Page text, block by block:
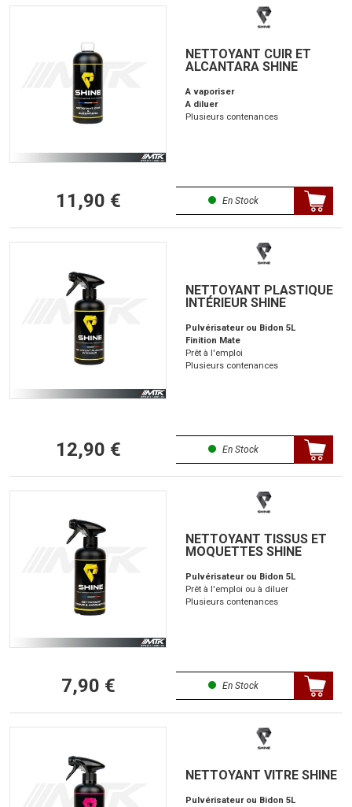
NETTOYANT CUIR ET
ALCANTARA SHINE
A vaporiser
A diluer
Plusieurs contenances
11,90 € En Stock
NETTOYANT PLASTIQUE
INTÉRIEUR SHINE
Pulvérisateur ou Bidon 5L
Finition Mate
Prêt à l'emploi
Plusieurs contenances
12,90 € En Stock
NETTOYANT TISSUS ET
MOQUETTES SHINE
Pulvérisateur ou Bidon 5L
Prêt à l'emploi ou à diluer
Plusieurs contenances
7,90 € En Stock
NETTOYANT VITRE SHINE
Pulvérisateur ou Bidon 5L